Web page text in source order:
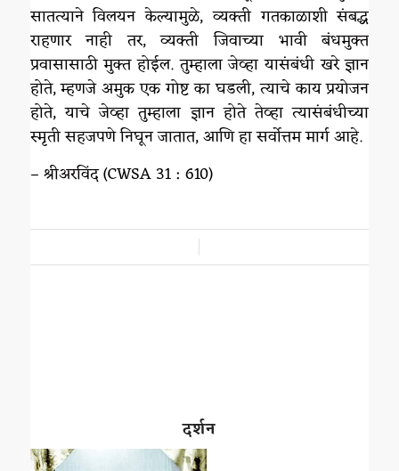
सातत्याने विलयन केल्यामुळे, व्यक्ती गतकाळाशी संबद्ध
राहणार नाही तर, व्यक्ती जिवाच्या भावी बंधमुक्त
प्रवासासाठी मुक्त होईल. तुम्हाला जेव्हा यासंबंधी खरे ज्ञान
होते, म्हणजे अमुक एक गोष्ट का घडली, त्याचे काय प्रयोजन
होते, याचे जेव्हा तुम्हाला ज्ञान होते तेव्हा त्यासंबंधीच्या
स्मृती सहजपणे निघून जातात, आणि हा सर्वोत्तम मार्ग आहे.
– श्रीअरविंद (CWSA 31 : 610)
दर्शन